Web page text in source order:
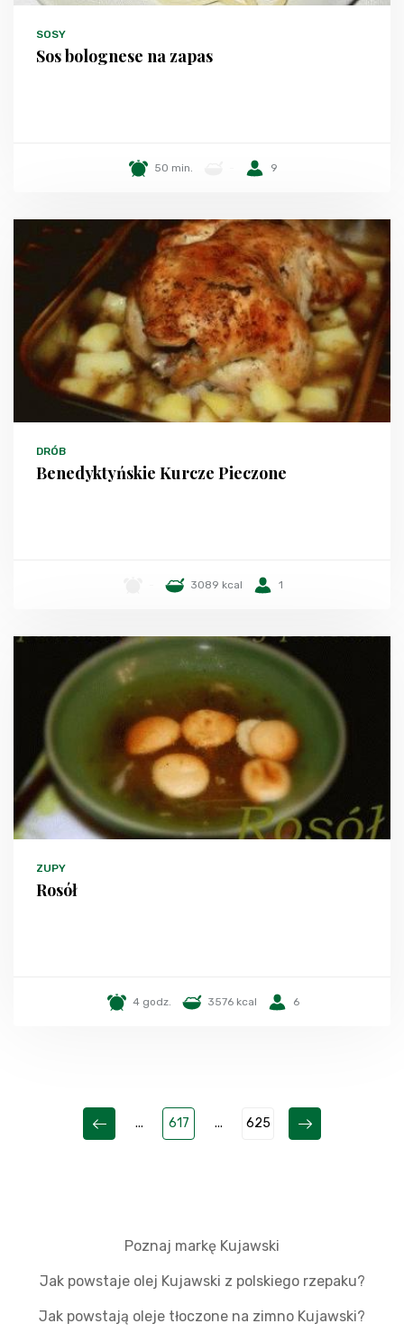
SOSY
Sos bolognese na zapas
50 min. 9
DRÓB
Benedyktyńskie Kurcze Pieczone
3089 kcal 1
ZUPY
Rosół
4 godz. 3576 kcal 6
... 617 ... 625
Poznaj markę Kujawski
Jak powstaje olej Kujawski z polskiego rzepaku?
Jak powstają oleje tłoczone na zimno Kujawski?